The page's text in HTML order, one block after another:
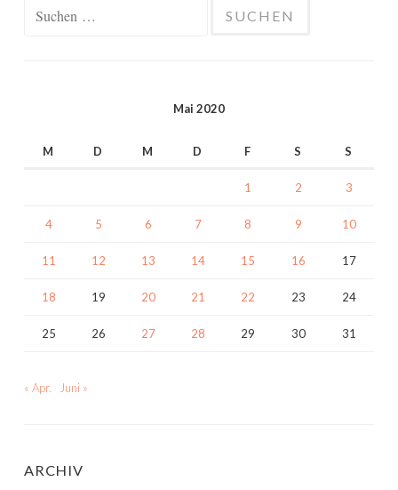
Mai 2020
M D M D F S S
1 2 3
4 5 6 7 8 9 10
11 12 13 14 15 16 17
18 19 20 21 22 23 24
25 26 27 28 29 30 31
« Apr. Juni »
ARCHIV